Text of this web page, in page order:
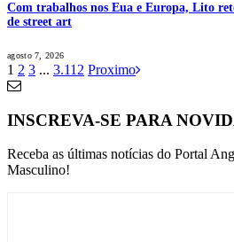
Com trabalhos nos Eua e Europa, Lito
de street art
agosto 7, 2026
1 2 3 ... 3.112 Proximo
INSCREVA-SE PARA
Receba as últimas notícias do Portal
Masculino!